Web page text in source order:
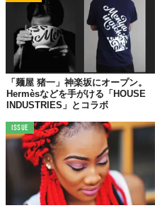
「麺屋 猪一」神楽坂にオープン。
Hermèsなどを手がける「HOUSE
INDUSTRIES」とコラボ
ISSUE